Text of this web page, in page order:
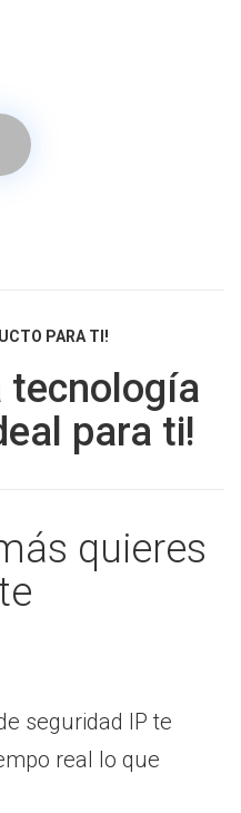
PARA TI!
tecnología
para ti!
quieres
seguridad IP te
real lo que